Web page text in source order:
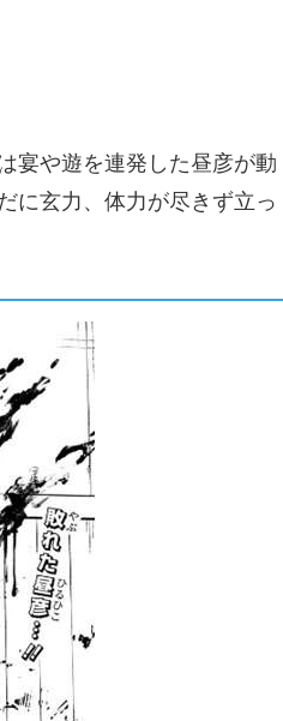
宴や遊を連発した昼彦が動
に玄力、体力が尽きず立っ